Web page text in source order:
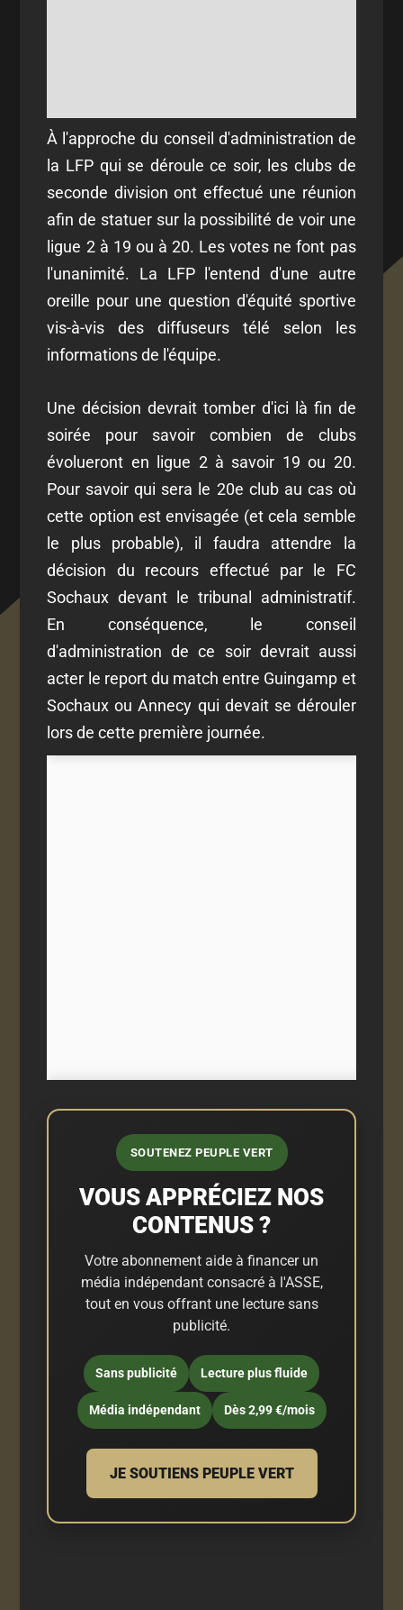
À l'approche du conseil d'administration de
la LFP qui se déroule ce soir, les clubs de
seconde division ont effectué une réunion
afin de statuer sur la possibilité de voir une
ligue 2 à 19 ou à 20. Les votes ne font pas
l'unanimité. La LFP l'entend d'une autre
oreille pour une question d'équité sportive
vis-à-vis des diffuseurs télé selon les
informations de l'équipe.
Une décision devrait tomber d'ici là fin de
soirée pour savoir combien de clubs
évolueront en ligue 2 à savoir 19 ou 20.
Pour savoir qui sera le 20e club au cas où
cette option est envisagée (et cela semble
le plus probable), il faudra attendre la
décision du recours effectué par le FC
Sochaux devant le tribunal administratif.
En conséquence, le conseil
d'administration de ce soir devrait aussi
acter le report du match entre Guingamp et
Sochaux ou Annecy qui devait se dérouler
lors de cette première journée.
SOUTENEZ PEUPLE VERT
VOUS APPRÉCIEZ NOS
CONTENUS ?
Votre abonnement aide à financer un
média indépendant consacré à l'ASSE,
tout en vous offrant une lecture sans
publicité.
Sans publicité Lecture plus fluide
Média indépendant Dès 2,99 €/mois
JE SOUTIENS PEUPLE VERT